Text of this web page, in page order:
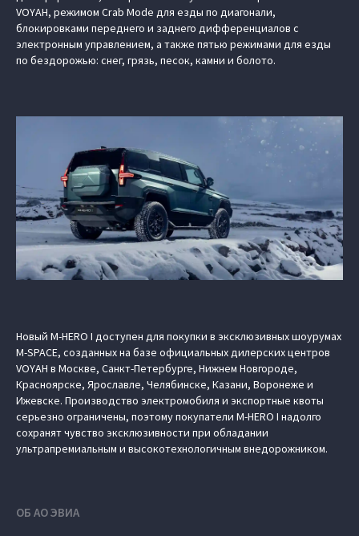
VOYAH, режимом Crab Mode для езды по диагонали,
блокировками переднего и заднего дифференциалов с
электронным управлением, а также пятью режимами для езды
по бездорожью: снег, грязь, песок, камни и болото.
Новый M‑HERO I доступен для покупки в эксклюзивных шоурумах
M-SPACE, созданных на базе официальных дилерских центров
VOYAH в Москве, Санкт-Петербурге, Нижнем Новгороде,
Красноярске, Ярославле, Челябинске, Казани, Воронеже и
Ижевске. Производство электромобиля и экспортные квоты
серьезно ограничены, поэтому покупатели M‑HERO I надолго
сохранят чувство эксклюзивности при обладании
ультрапремиальным и высокотехнологичным внедорожником.
ОБ АО ЭВИА